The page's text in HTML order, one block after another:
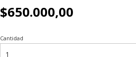
$650.000,00
Cantidad